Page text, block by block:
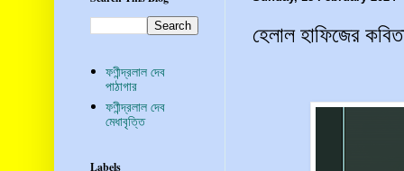
হেলাল হাফিজের
ফণীন্দ্রলাল দেব
পাঠাগার
ফণীন্দ্রলাল দেব
মেধাবৃত্তি
Labels